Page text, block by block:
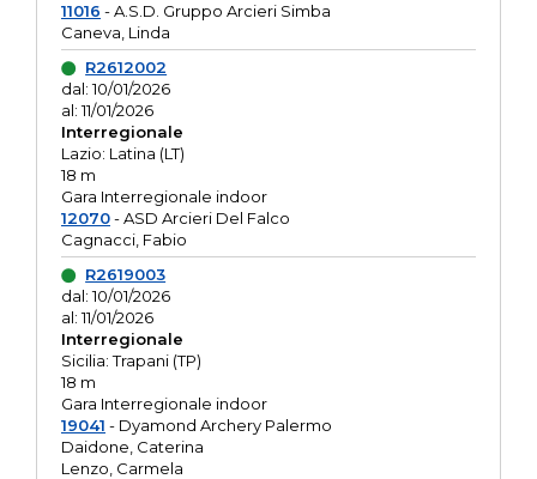
11016 - A.S.D. Gruppo Arcieri Simba
Caneva, Linda
R2612002
dal: 10/01/2026
al: 11/01/2026
Interregionale
Lazio: Latina (LT)
18 m
Gara Interregionale indoor
12070- ASD Arcieri Del Falco
Cagnacci, Fabio
R2619003
dal: 10/01/2026
al: 11/01/2026
Interregionale
Sicilia: Trapani (TP)
18 m
Gara Interregionale indoor
19041 - Dyamond Archery Palermo
Daidone, Caterina
Lenzo, Carmela